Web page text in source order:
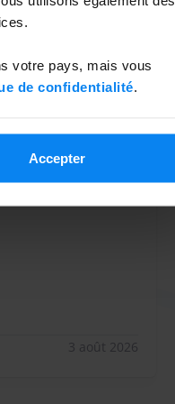
votre pays, mais vous
de confidentialité.
Accepter
3 août 2026